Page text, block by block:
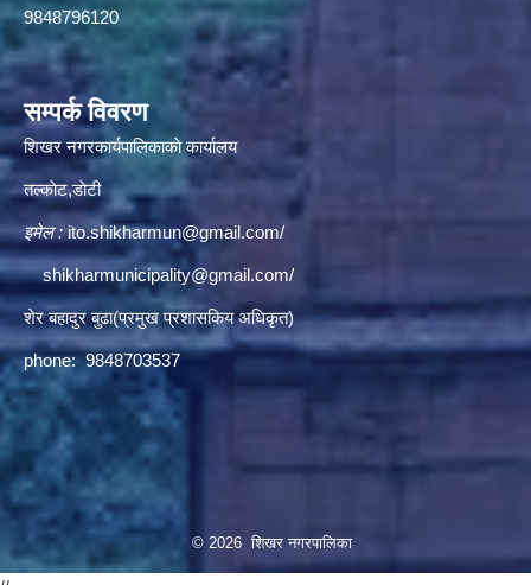
9848796120
सम्पर्क विवरण
शिखर नगरकार्यपालिकाकाे कार्यालय
तल्काेट,डाेटी
इमेल :ito.shikharmun@gmail.com/
shikharmunicipality@gmail.com/
शेर बहादुर बुढा(प्रमुख प्रशासकिय अधिकृत)
phone: 9848703537
© 2026 शिखर नगरपालिका